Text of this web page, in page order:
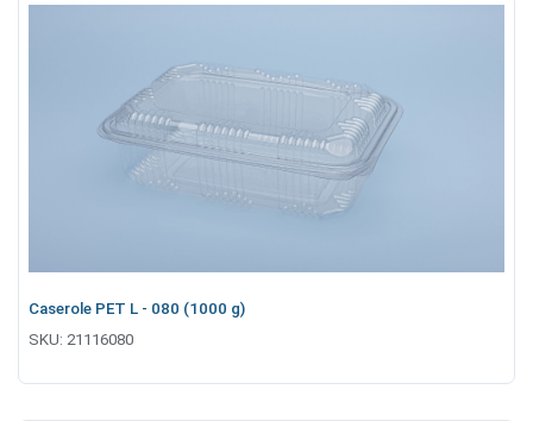
Caserole PET L - 080 (1000 g)
SKU: 21116080